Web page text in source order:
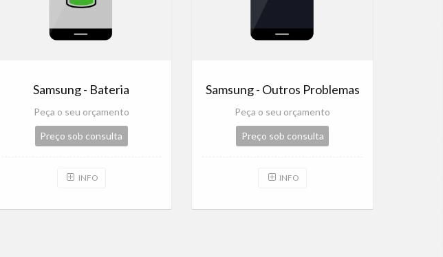
Samsung - Bateria
Peça o seu orçamento
Preço sob consulta
INFO
Samsung - Outros Problemas
Peça o seu orçamento
Preço sob consulta
INFO